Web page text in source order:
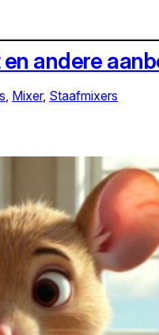
andere
Mixer, Staafmixers